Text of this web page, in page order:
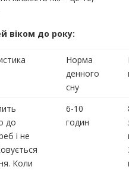
віком до року:
Норма
денного
сну
до
і не
Коли
6-10
годин